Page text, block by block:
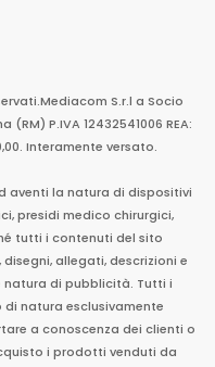
Mediacom S.r.l a Socio
(RM) P.IVA 12432541006 REA:
Interamente versato.
aventi la natura di dispositivi
presidi medico chirurgici,
tutti i contenuti del sito
allegati, descrizioni e
di pubblicità. Tutti i
natura esclusivamente
a conoscenza dei clienti o
i prodotti venduti da